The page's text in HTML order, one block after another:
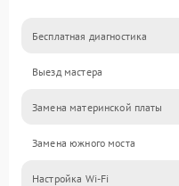
Бесплатная диагностика
Выезд мастера
Замена материнской платы
Замена южного моста
Настройка Wi-Fi